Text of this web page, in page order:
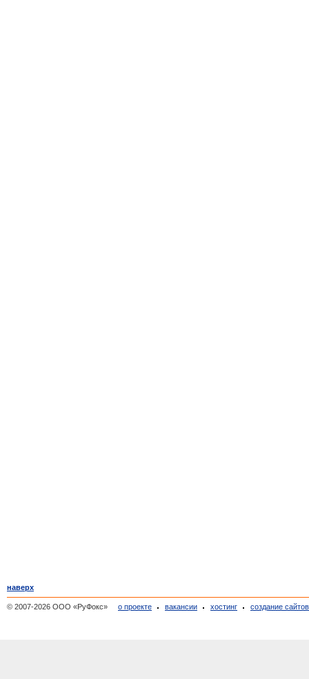
наверх
© 2007-2026 ООО «РуФокс» о проекте вакансии хостинг создание сайтов